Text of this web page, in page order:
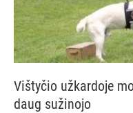
Vištyčio užkardoje
daug sužinojo